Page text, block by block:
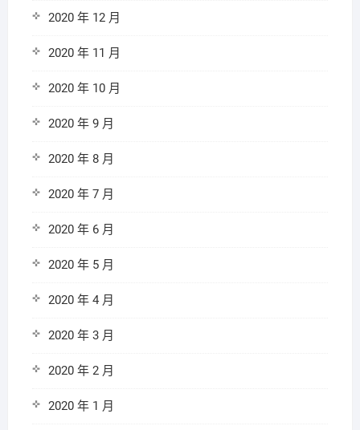
2020 年 12 月
2020 年 11 月
2020 年 10 月
2020 年 9 月
2020 年 8 月
2020 年 7 月
2020 年 6 月
2020 年 5 月
2020 年 4 月
2020 年 3 月
2020 年 2 月
2020 年 1 月